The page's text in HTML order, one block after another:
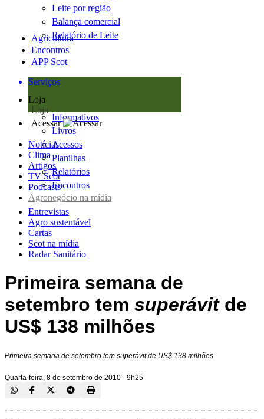
Leite por região
Balança comercial
Relatório de Leite
Agricultura
Encontros
APP Scot
Serviços
Loja
Loja
Informativos
Livros
Acessos
Planilhas
Relatórios
Encontros
Acessar
Notícias
Clima
Artigos
TV Scot
Podcasts
Agronegócio na mídia
Entrevistas
Agro sustentável
Cartas
Scot na mídia
Radar Sanitário
Primeira semana de
setembro tem superávitde
US$ 138 milhões
Primeira semana de setembro tem superávitde US$ 138 milhões
Quarta-feira, 8 de setembro de 2010 - 9h25